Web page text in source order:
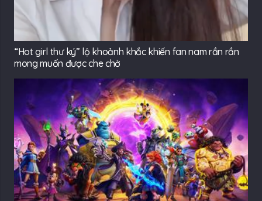
“Hot girl thư ký” lộ khoảnh khắc khiến fan nam rần rần
mong muốn được che chở